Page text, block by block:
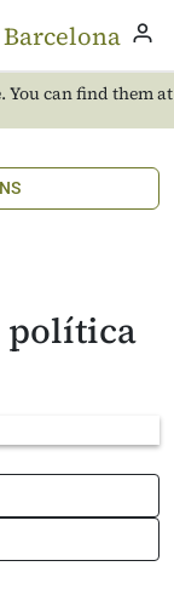
can find them at
política